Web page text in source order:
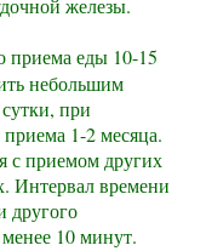
железы.
приема еды 10-15
небольшим
при
1-2 месяца.
с приемом других
Интервал времени
другого
менее 10 минут.